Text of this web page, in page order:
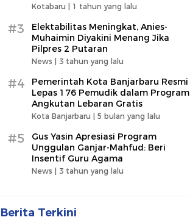
Kotabaru | 1 tahun yang lalu
#3
Elektabilitas Meningkat, Anies-
Muhaimin Diyakini Menang Jika
Pilpres 2 Putaran
News | 3 tahun yang lalu
#4
Pemerintah Kota Banjarbaru Resmi
Lepas 176 Pemudik dalam Program
Angkutan Lebaran Gratis
Kota Banjarbaru | 5 bulan yang lalu
#5
Gus Yasin Apresiasi Program
Unggulan Ganjar-Mahfud: Beri
Insentif Guru Agama
News | 3 tahun yang lalu
Berita Terkini